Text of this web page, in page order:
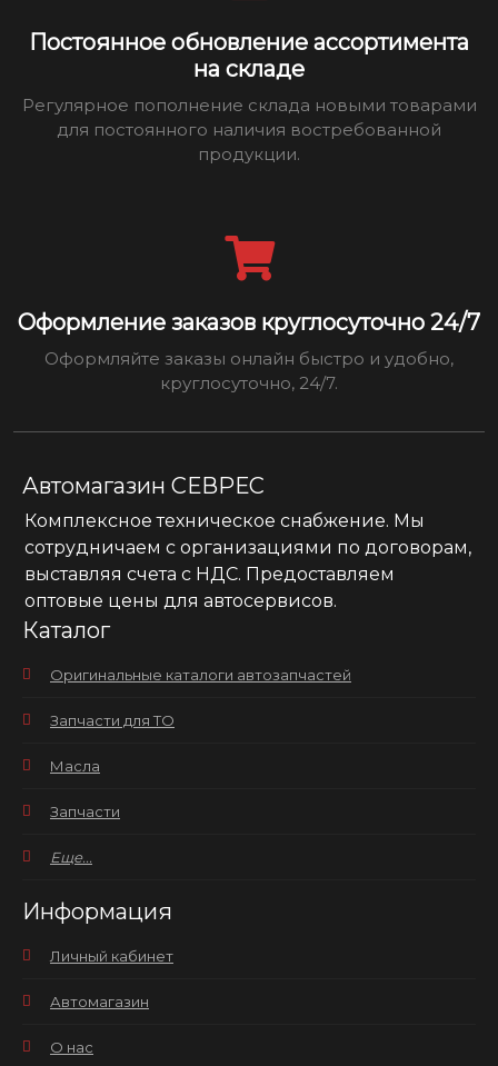
Постоянное обновление ассортимента
на складе
Регулярное пополнение склада новыми товарами
для постоянного наличия востребованной
продукции.
Оформление заказов круглосуточно 24/7
Оформляйте заказы онлайн быстро и удобно,
круглосуточно, 24/7.
Автомагазин СЕВРЕС
Комплексное техническое снабжение. Мы
сотрудничаем с организациями по договорам,
выставляя счета с НДС. Предоставляем
оптовые цены для автосервисов.
Каталог
Оригинальные каталоги автозапчастей
Запчасти для ТО
Масла
Запчасти
Еще...
Информация
Личный кабинет
Автомагазин
О нас